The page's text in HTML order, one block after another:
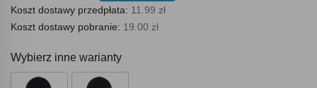
Koszt dostawy przedpłata: 11.99 zł
Koszt dostawy pobranie: 19.00 zł
Wybierz inne warianty